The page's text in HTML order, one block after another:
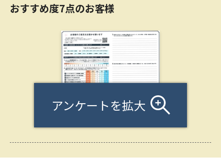
おすすめ度7点のお客様
アンケートを拡大